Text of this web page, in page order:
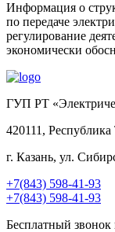
Информация о
по передаче
регулирование
экономически
ГУП РТ
420111, Республика
г. Казань, ул.
+7(843) 598-41-93
+7(843) 598-41-93
Бесплатный